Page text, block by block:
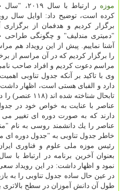
موزه‌
ر ارتباط با
كرده است، توضیح داد: اوایل سال
برگزار كردیم و هدفمان از
"دمیتری مندلیف" و چگونگی طراحی
آشنا نماییم. پیش از این رویداد هم
را برگزار كردیم كه در آن مراسم از
مراسم دعوت كردیم و افراد صاحب
وی با تاكید بر آنكه جدول تناوبی
دارد و الفبای هستی است، اظهار
تابحال شناخته
عناصر با عنایت به خواص خود در
دارند كه به صورت دوره ای تغییر می
عناصر را یك دانشمند روسی به نام
خاطر جدول تناوبی به "جدول دوره
رئیس موزه ملی علوم و فناوری
بعنوان آخرین برنامه در ارتباط با
نمود و اظهار داشت: در این رویداد
در عین حال ساده جدول تناوبی را به
طول آن دانش آموزان در سطح بالاتری